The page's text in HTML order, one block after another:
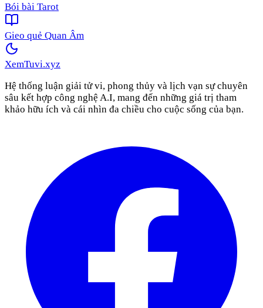
Bói bài Tarot
Gieo quẻ Quan Âm
XemTuvi.xyz
Hệ thống luận giải tử vi, phong thủy và lịch vạn sự chuyên
sâu kết hợp công nghệ A.I, mang đến những giá trị tham
khảo hữu ích và cái nhìn đa chiều cho cuộc sống của bạn.